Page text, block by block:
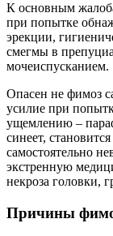
К основным
при попытке
эрекции,
смегмы в
мочеиспусканием.
Опасен не фимоз
усилие при
ущемлению –
синеет,
самостоятельно
экстренную
некроза головки,
Причины